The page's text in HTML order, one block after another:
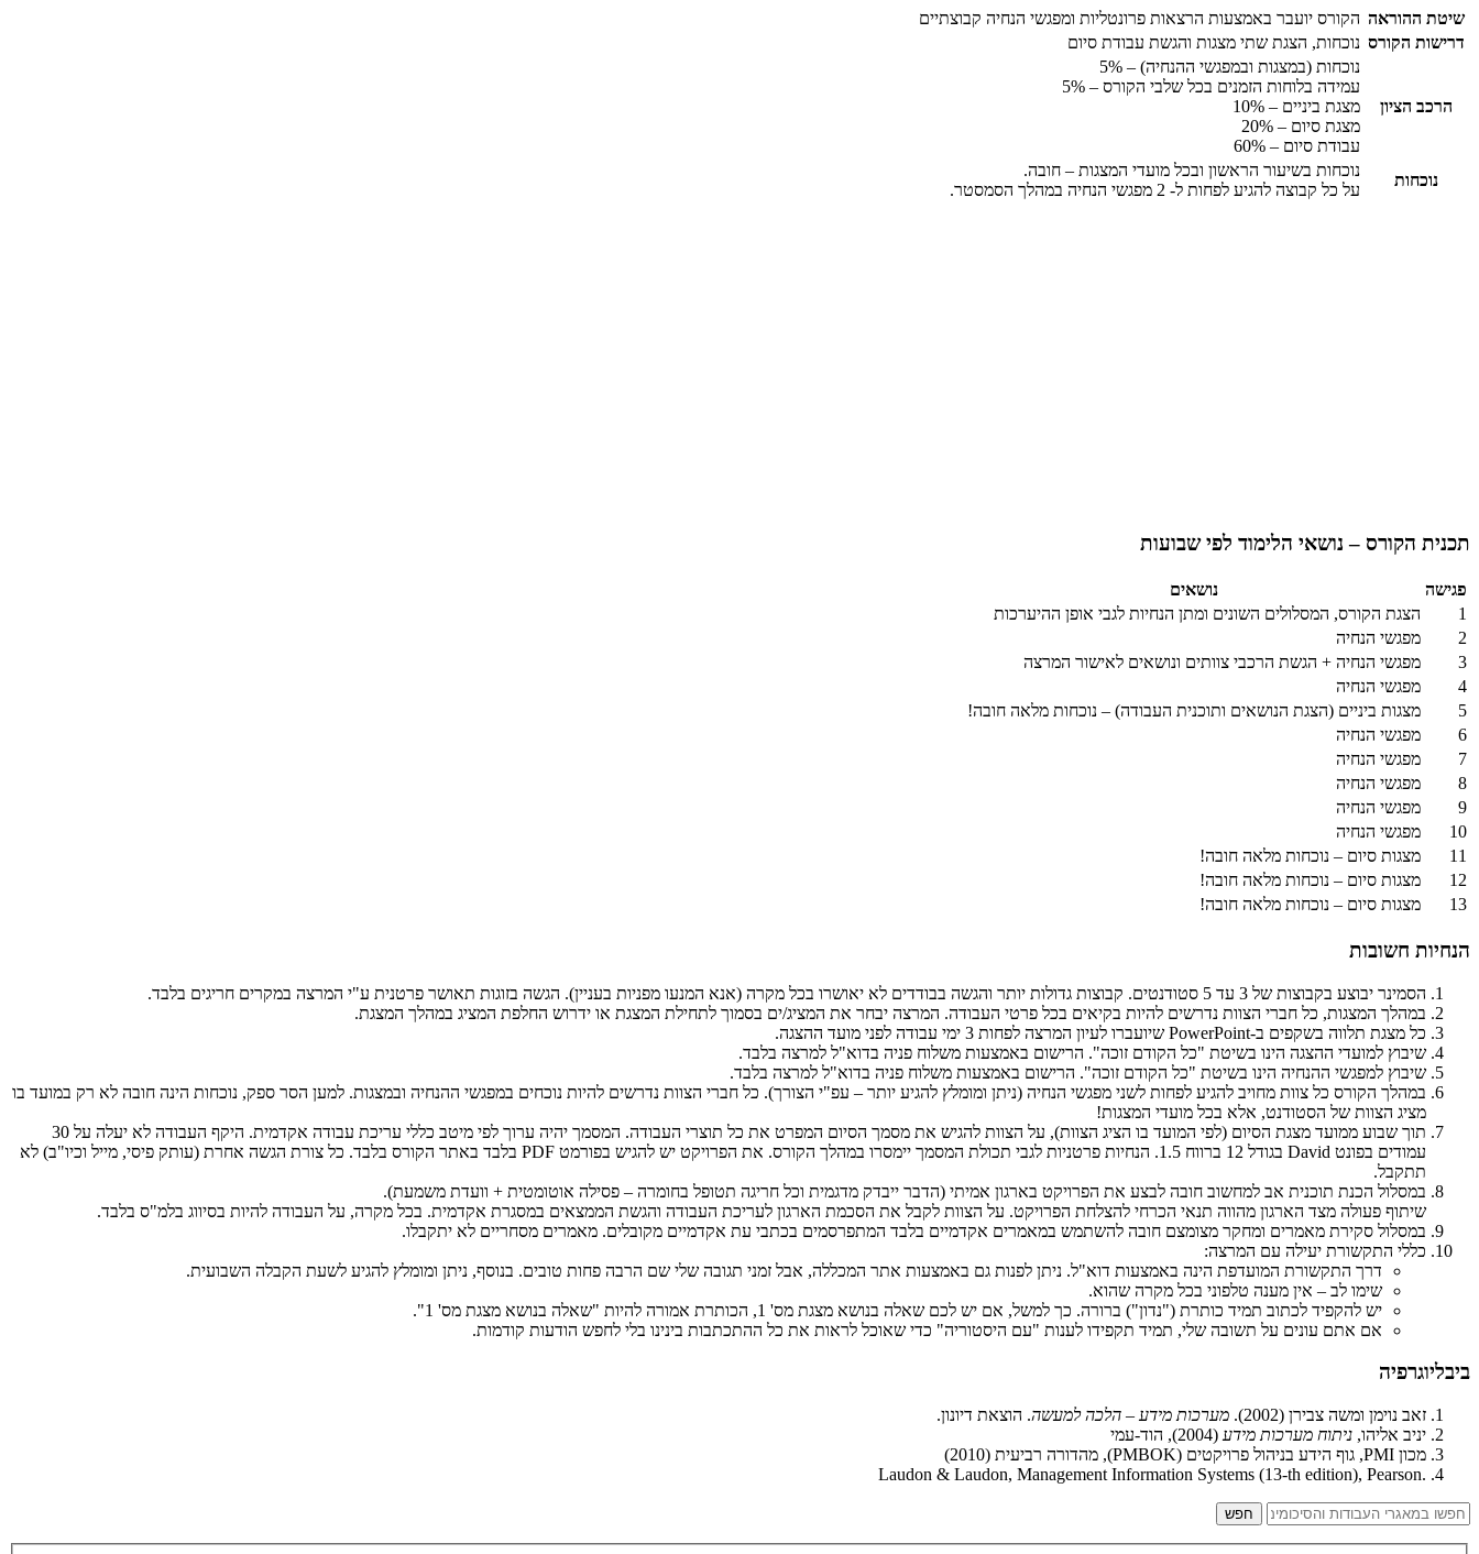
שיטת ההוראה הקורס יועבר באמצעות הרצאות פרונטליות ומפגשי הנחיה קבוצתיים
דרישות הקורס נוכחות, הצגת שתי מצגות והגשת עבודת סיום
הרכב הציון
נוכחות (במצגות ובמפגשי ההנחיה) – 5%
עמידה בלוחות הזמנים בכל שלבי הקורס – 5%
מצגת ביניים – 10%
מצגת סיום – 20%
עבודת סיום – 60%
נוכחות
נוכחות בשיעור הראשון ובכל מועדי המצגות – חובה.
על כל קבוצה להגיע לפחות ל- 2 מפגשי הנחיה במהלך הסמסטר.
תכנית הקורס – נושאי הלימוד לפי שבועות
פגישה
נושאים
1
הצגת הקורס, המסלולים השונים ומתן הנחיות לגבי אופן ההיערכות
2
מפגשי הנחיה
3
מפגשי הנחיה + הגשת הרכבי צוותים ונושאים לאישור המרצה
4
מפגשי הנחיה
5
מצגות ביניים (הצגת הנושאים ותוכנית העבודה) – נוכחות מלאה חובה!
6
מפגשי הנחיה
7
מפגשי הנחיה
8
מפגשי הנחיה
9
מפגשי הנחיה
10
מפגשי הנחיה
11
מצגות סיום – נוכחות מלאה חובה!
12
מצגות סיום – נוכחות מלאה חובה!
13
מצגות סיום – נוכחות מלאה חובה!
הנחיות חשובות
הסמינר יבוצע בקבוצות של 3 עד 5 סטודנטים. קבוצות גדולות יותר והגשה בבודדים לא יאושרו בכל מקרה (אנא המנעו מפניות בעניין). הגשה בזוגות תאושר פרטנית ע"י המרצה במקרים חריגים בלבד.
במהלך המצגות, כל חברי הצוות נדרשים להיות בקיאים בכל פרטי העבודה. המרצה יבחר את המציג/ים בסמוך לתחילת המצגת או ידרוש החלפת המציג במהלך המצגת.
כל מצגת תלווה בשקפים ב-PowerPoint שיועברו לעיון המרצה לפחות 3 ימי עבודה לפני מועד ההצגה.
שיבוץ למועדי ההצגה הינו בשיטת "כל הקודם זוכה". הרישום באמצעות משלוח פניה בדוא"ל למרצה בלבד.
שיבוץ למפגשי ההנחיה הינו בשיטת "כל הקודם זוכה". הרישום באמצעות משלוח פניה בדוא"ל למרצה בלבד.
במהלך הקורס כל צוות מחויב להגיע לפחות לשני מפגשי הנחיה (ניתן ומומלץ להגיע יותר – עפ"י הצורך). כל חברי הצוות נדרשים להיות נוכחים במפגשי ההנחיה ובמצגות. למען הסר ספק, נוכחות הינה חובה לא רק במועד בו
מציג הצוות של הסטודנט, אלא בכל מועדי המצגות!
תוך שבוע ממועד מצגת הסיום (לפי המועד בו הציג הצוות), על הצוות להגיש את מסמך הסיום המפרט את כל תוצרי העבודה. המסמך יהיה ערוך לפי מיטב כללי עריכת עבודה אקדמית. היקף העבודה לא יעלה על 30
עמודים בפונט David בגודל 12 ברווח 1.5. הנחיות פרטניות לגבי תכולת המסמך יימסרו במהלך הקורס. את הפרויקט יש להגיש בפורמט PDF בלבד באתר הקורס בלבד. כל צורת הגשה אחרת (עותק פיסי, מייל וכיו"ב) לא
תתקבל.
במסלול הכנת תוכנית אב למחשוב חובה לבצע את הפרויקט בארגון אמיתי (הדבר ייבדק מדגמית וכל חריגה תטופל בחומרה – פסילה אוטומטית + וועדת משמעת).
שיתוף פעולה מצד הארגון מהווה תנאי הכרחי להצלחת הפרויקט. על הצוות לקבל את הסכמת הארגון לעריכת העבודה והגשת הממצאים במסגרת אקדמית. בכל מקרה, על העבודה להיות בסיווג בלמ"ס בלבד.
במסלול סקירת מאמרים ומחקר מצומצם חובה להשתמש במאמרים אקדמיים בלבד המתפרסמים בכתבי עת אקדמיים מקובלים. מאמרים מסחריים לא יתקבלו.
כללי התקשורת יעילה עם המרצה:
דרך התקשורת המועדפת הינה באמצעות דוא"ל. ניתן לפנות גם באמצעות אתר המכללה, אבל זמני תגובה שלי שם הרבה פחות טובים. בנוסף, ניתן ומומלץ להגיע לשעת הקבלה השבועית.
שימו לב – אין מענה טלפוני בכל מקרה שהוא.
יש להקפיד לכתוב תמיד כותרת ("נדון") ברורה. כך למשל, אם יש לכם שאלה בנושא מצגת מס' 1, הכותרת אמורה להיות "שאלה בנושא מצגת מס' 1".
אם אתם עונים על תשובה שלי, תמיד תקפידו לענות "עם היסטוריה" כדי שאוכל לראות את כל ההתכתבות בינינו בלי לחפש הודעות קודמות.
ביבליוגרפיה
זאב נוימן ומשה צבירן (2002). מערכות מידע – הלכה למעשה. הוצאת דיונון.
יניב אליהו, ניתוח מערכות מידע (2004), הוד-עמי
מכון PMI, גוף הידע בניהול פרויקטים (PMBOK), מהדורה רביעית (2010)
Laudon & Laudon, Management Information Systems (13-th edition), Pearson.